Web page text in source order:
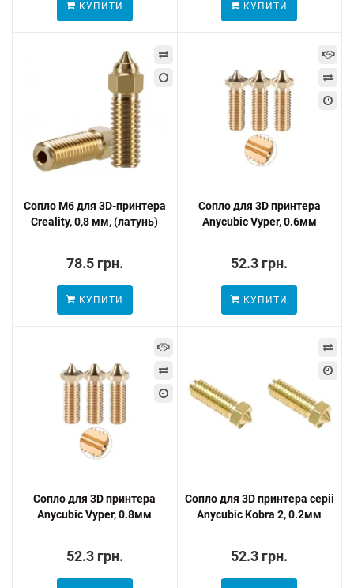
КУПИТИ КУПИТИ
Сопло M6 для 3D-принтера
Creality, 0,8 мм, (латунь)
78.5 грн.
КУПИТИ
Сопло для 3D принтера
Anycubic Vyper, 0.6мм
52.3 грн.
КУПИТИ
Сопло для 3D принтера
Anycubic Vyper, 0.8мм
52.3 грн.
Сопло для 3D принтера серіі
Anycubic Kobra 2, 0.2мм
52.3 грн.